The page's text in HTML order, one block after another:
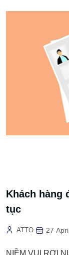
Khách hàng
tục
ATTO 27
NIỀM VUI RƠI